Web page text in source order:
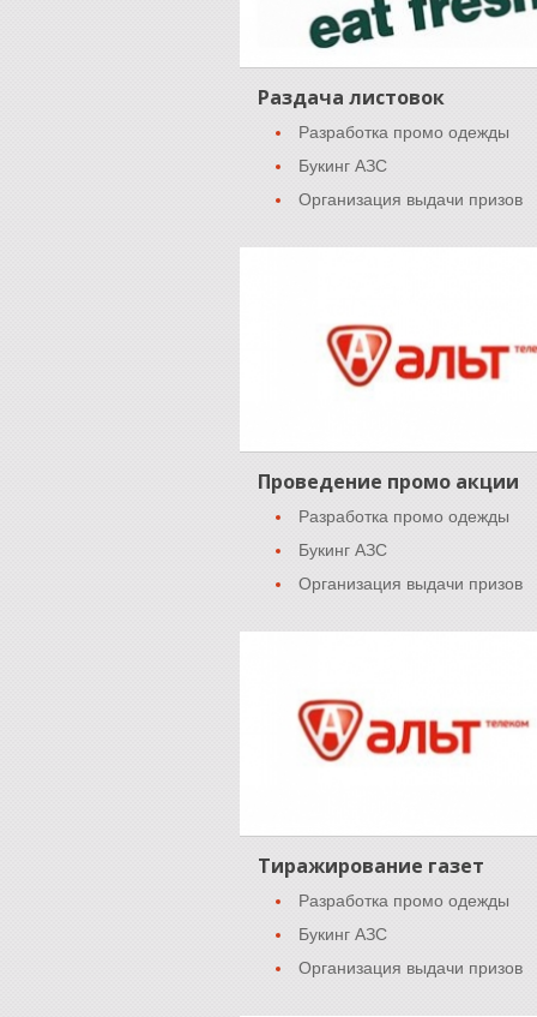
Раздача листовок
Разработка промо одежды
Букинг АЗС
Организация выдачи призов
Проведение промо акции
Разработка промо одежды
Букинг АЗС
Организация выдачи призов
Тиражирование газет
Разработка промо одежды
Букинг АЗС
Организация выдачи призов